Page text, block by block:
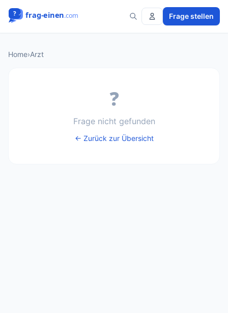
Frage stellen
Home›Arzt
❓
Frage nicht gefunden
← Zurück zur Übersicht